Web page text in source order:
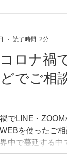
ロナ禍
でご相
でLINE・ZOOM
を使ったご
中で蔓延する中
もお客さまとの
読了時間: 2分